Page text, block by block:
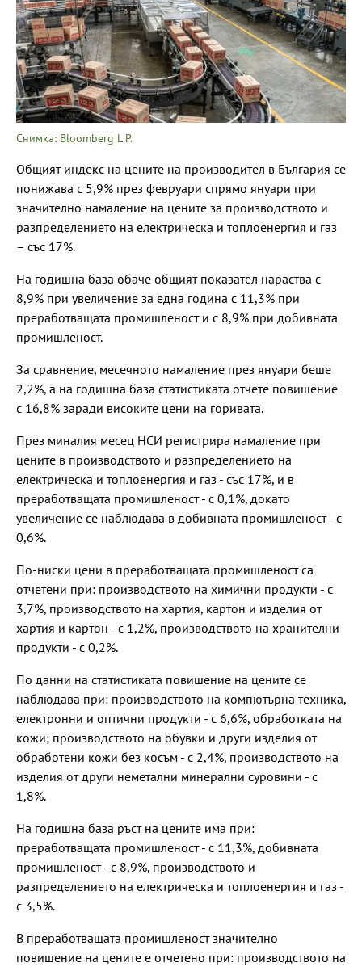
Снимка: Bloomberg L.P.
Общият индекс на цените на производител в България се
понижава с 5,9% през февруари спрямо януари при
значително намаление на цените за производството и
разпределението на електрическа и топлоенергия и газ
– със 17%.
На годишна база обаче общият показател нараства с
8,9% при увеличение за една година с 11,3% при
преработващата промишленост и с 8,9% при добивната
промишленост.
За сравнение, месечното намаление през януари беше
2,2%, а на годишна база статистиката отчете повишение
с 16,8% заради високите цени на горивата.
През миналия месец НСИ регистрира намаление при
цените в производството и разпределението на
електрическа и топлоенергия и газ - със 17%, и в
преработващата промишленост - с 0,1%, докато
увеличение се наблюдава в добивната промишленост - с
0,6%.
По-ниски цени в преработващата промишленост са
отчетени при: производството на химични продукти - с
3,7%, производството на хартия, картон и изделия от
хартия и картон - с 1,2%, производството на хранителни
продукти - с 0,2%.
По данни на статистиката повишение на цените се
наблюдава при: производството на компютърна техника,
електронни и оптични продукти - с 6,6%, обработката на
кожи; производството на обувки и други изделия от
обработени кожи без косъм - с 2,4%, производството на
изделия от други неметални минерални суровини - с
1,8%.
На годишна база ръст на цените има при:
преработващата промишленост - с 11,3%, добивната
промишленост - с 8,9%, производството и
разпределението на електрическа и топлоенергия и газ -
с 3,5%.
В преработващата промишленост значително
повишение на цените е отчетено при: производството на